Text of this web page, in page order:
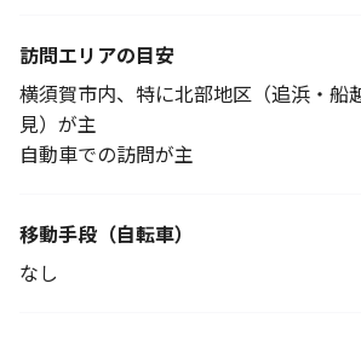
訪問エリアの目安
横須賀市内、特に北部地区（追浜・船
見）が主
自動車での訪問が主
移動手段 （自転車）
なし